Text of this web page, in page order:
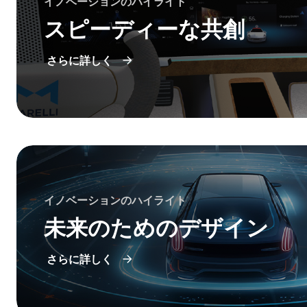
スピーディーな共創
さらに詳しく
イノベーションのハイライト
未来のためのデザイン
さらに詳しく